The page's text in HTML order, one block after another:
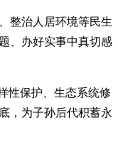
整治人居环境等民生
、办好实事中真切感
性保护、生态系统修
，为子孙后代积蓄永